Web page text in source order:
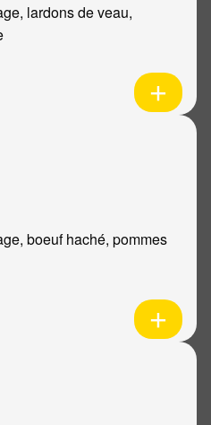
lardons de veau,
boeuf haché, pommes